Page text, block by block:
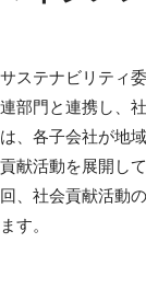
サステナビリティ
連部門と連携し、
は、各子会社が地
貢献活動を展開し
回、社会貢献活動
ます。